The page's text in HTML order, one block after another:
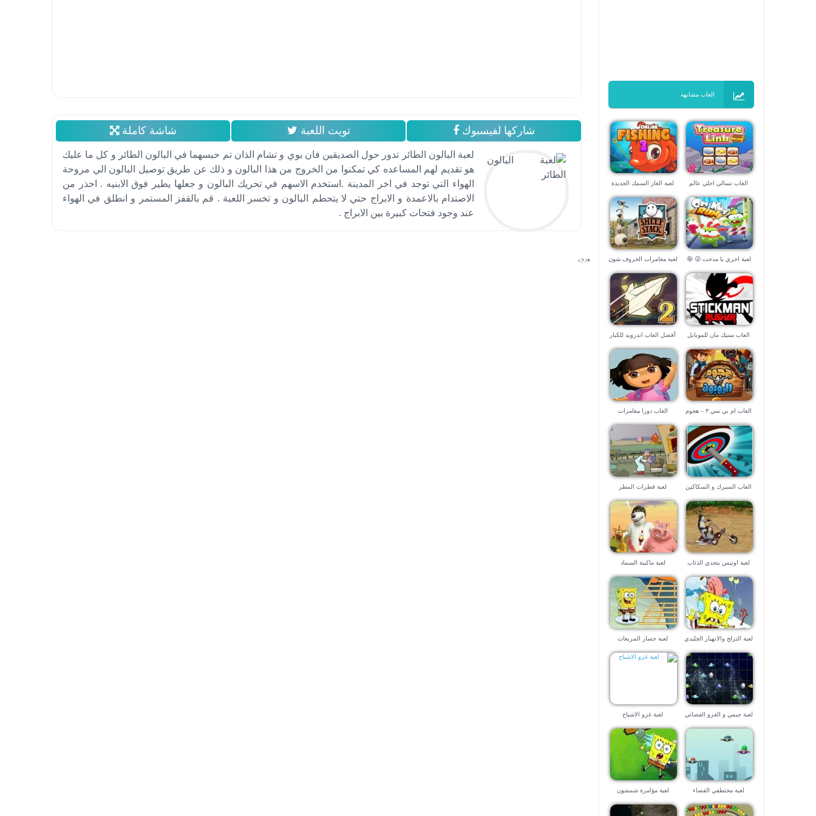
العاب مشابهه
العاب تسالي احلي عالم لعبة الغاز السمك الجديدة
لعبة اجري يا مدحت 😜 🤪
لعبة مغامرات الخروف شون
العاب ستيك مان للموبايل
أفضل العاب اندرويد للكبار
العاب ام بي سي ٣ – هجوم
العاب دورا مغامرات
العاب السيرك و السكاكين لعبة قطرات المطر
لعبة اوتيس يتحدي الذئاب لعبة ماكينة السماد
لعبة التزلج والانهيار الجليدي لعبة حصار المربعات
لعبة جيمي و الغزو الفضائي لعبة غزو الاشباح
لعبة مختطفي الفضاء لعبة مؤامرة شمشون
شاركها لفيسبوك تويت اللعبة شاشة كاملة
لعبة البالون الطائر تدور حول الصديقين فان بوي و تشام الذان تم حبسهما في البالون الطائر و كل ما عليك
هو تقديم لهم المساعده كي تمكنوا من الخروج من هذا البالون و ذلك عن طريق توصيل البالون الي مروحة
الهواء التي توجد في اخر المدينة .استخدم الاسهم في تحريك البالون و جعلها يطير فوق الابنيه . احذر من
الاصتدام بالاعمدة و الابراج حتي لا يتحطم البالون و تخسر اللعبة . قم بالقفز المستمر و انطلق في الهواء
عند وجود فتحات كبيرة بين الابراج .
*/ ?>